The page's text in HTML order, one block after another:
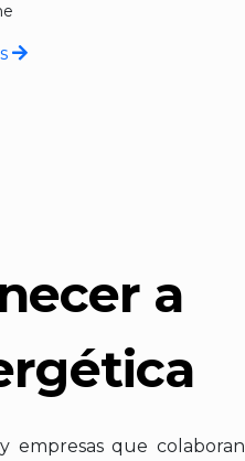
a
empresas que colaboran